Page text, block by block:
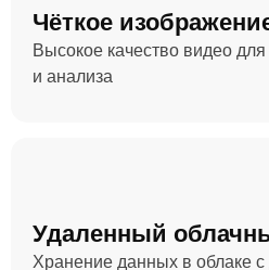
Чёткое
Высокое качество видео
и анализа
Удаленный
Хранение данных в облаке